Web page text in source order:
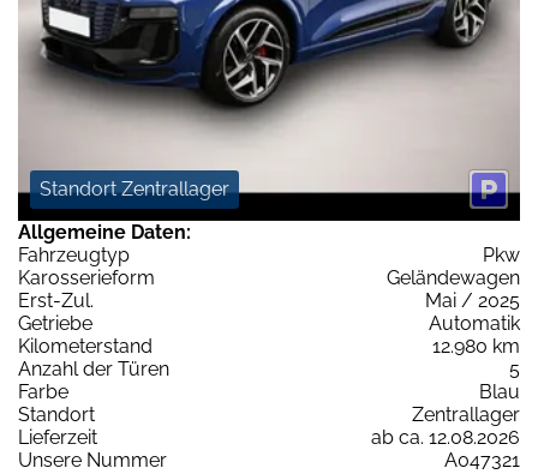
Standort Zentrallager
Allgemeine Daten:
Fahrzeugtyp
Pkw
Karosserieform
Geländewagen
Erst-Zul.
Mai / 2025
Getriebe
Automatik
Kilometerstand
12.980 km
Anzahl der Türen
5
Farbe
Blau
Standort
Zentrallager
Lieferzeit
ab ca. 12.08.2026
Unsere Nummer
A047321